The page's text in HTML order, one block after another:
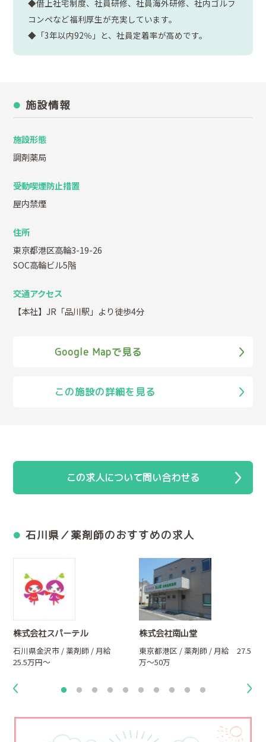
◆借上社宅制度、社員研修、社員海外研修、社内ゴルフ
コンペなど福利厚生が充実しています。
◆「3年以内92％」と、社員定着率が高めです。
施設情報
施設形態
調剤薬局
受動喫煙防止措置
屋内禁煙
住所
東京都港区高輪3-19-26
SOC高輪ビル5階
交通アクセス
【本社】JR「品川駅」より徒歩4分
Google Mapで見る
この施設の詳細を見る
この求人について問い合わせる
石川県／薬剤師のおすすめの求人
株式会社スパーテル
石川県金沢市 / 薬剤師 / 月給
25.5万円～
株式会社南山堂
東京都港区 / 薬剤師 / 月給 27.5
万～50万